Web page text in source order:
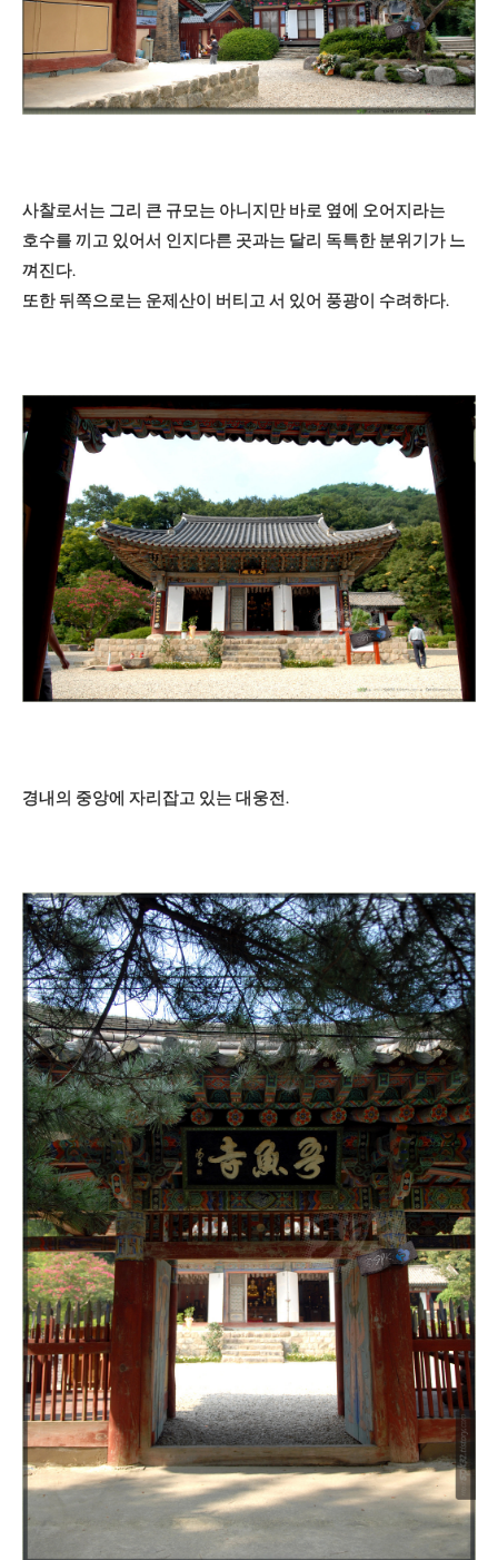
사찰로서는 그리 큰 규모는 아니지만 바로 옆에 오어지라는
호수를 끼고 있어서 인지다른 곳과는 달리 독특한 분위기가 느
껴진다.
또한 뒤쪽으로는 운제산이 버티고 서 있어 풍광이 수려하다.
경내의 중앙에 자리잡고 있는 대웅전.